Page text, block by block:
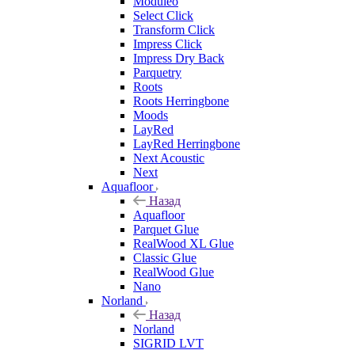
Select Click
Transform Click
Impress Click
Impress Dry Back
Parquetry
Roots
Roots Herringbone
Moods
LayRed
LayRed Herringbone
Next Acoustic
Next
Aquafloor
Назад
Aquafloor
Parquet Glue
RealWood XL Glue
Classic Glue
RealWood Glue
Nano
Norland
Назад
Norland
SIGRID LVT